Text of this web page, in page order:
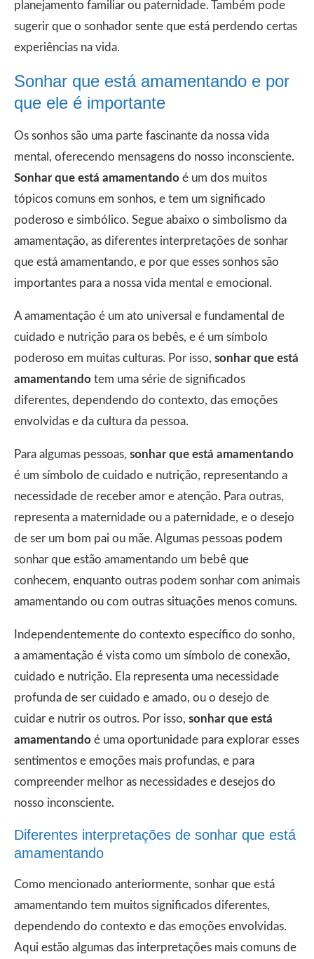
planejamento familiar ou paternidade. Também pode
sugerir que o sonhador sente que está perdendo certas
experiências na vida.
Sonhar que está amamentando e por
que ele é importante
Os sonhos são uma parte fascinante da nossa vida
mental, oferecendo mensagens do nosso inconsciente.
Sonhar que está amamentando é um dos muitos
tópicos comuns em sonhos, e tem um significado
poderoso e simbólico. Segue abaixo o simbolismo da
amamentação, as diferentes interpretações de sonhar
que está amamentando, e por que esses sonhos são
importantes para a nossa vida mental e emocional.
A amamentação é um ato universal e fundamental de
cuidado e nutrição para os bebês, e é um símbolo
poderoso em muitas culturas. Por isso, sonhar que está
amamentando tem uma série de significados
diferentes, dependendo do contexto, das emoções
envolvidas e da cultura da pessoa.
Para algumas pessoas, sonhar que está amamentando
é um símbolo de cuidado e nutrição, representando a
necessidade de receber amor e atenção. Para outras,
representa a maternidade ou a paternidade, e o desejo
de ser um bom pai ou mãe. Algumas pessoas podem
sonhar que estão amamentando um bebê que
conhecem, enquanto outras podem sonhar com animais
amamentando ou com outras situações menos comuns.
Independentemente do contexto específico do sonho,
a amamentação é vista como um símbolo de conexão,
cuidado e nutrição. Ela representa uma necessidade
profunda de ser cuidado e amado, ou o desejo de
cuidar e nutrir os outros. Por isso, sonhar que está
amamentando é uma oportunidade para explorar esses
sentimentos e emoções mais profundas, e para
compreender melhor as necessidades e desejos do
nosso inconsciente.
Diferentes interpretações de sonhar que está
amamentando
Como mencionado anteriormente, sonhar que está
amamentando tem muitos significados diferentes,
dependendo do contexto e das emoções envolvidas.
Aqui estão algumas das interpretações mais comuns de